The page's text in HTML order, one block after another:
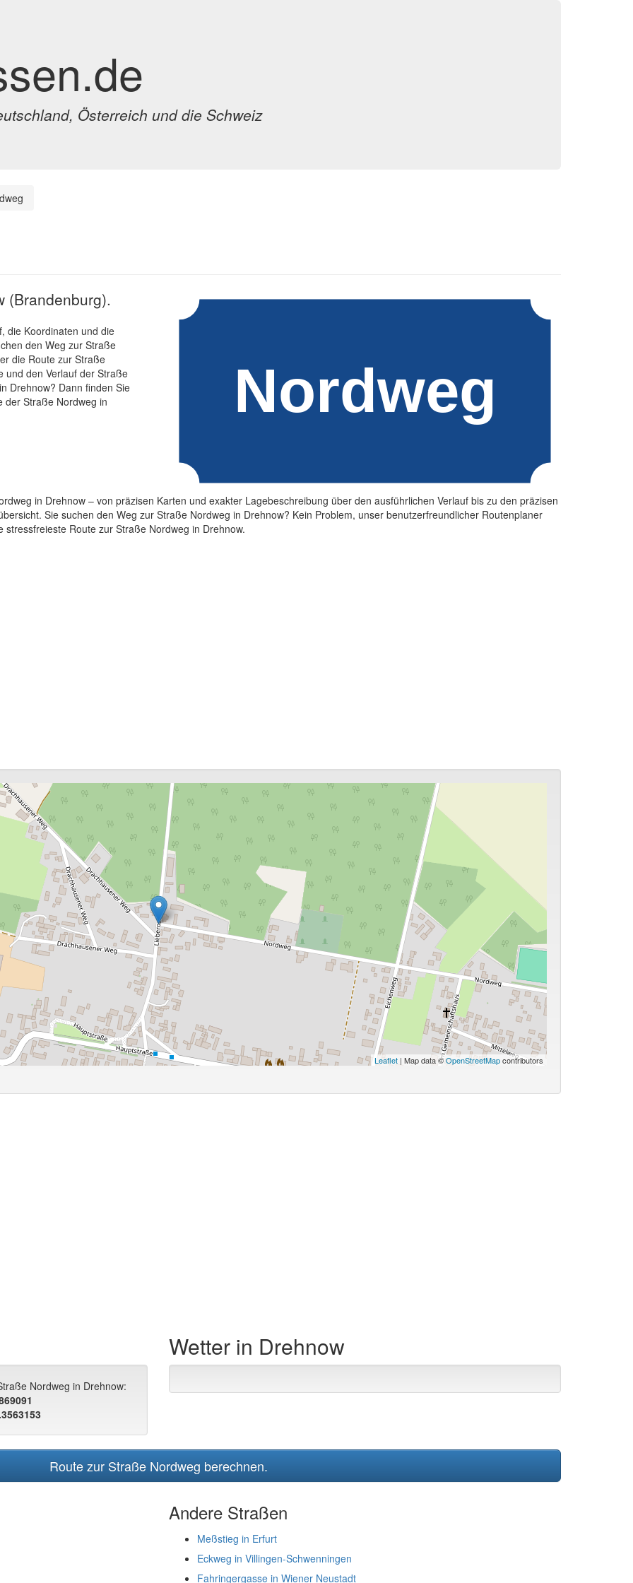
Österreich und die Schweiz
(Brandenburg).
die Koordinaten und die
den Weg zur Straße
die Route zur Straße
und den Verlauf der Straße
Drehnow? Dann finden Sie
der Straße Nordweg in
in Drehnow – von präzisen Karten und exakter Lagebeschreibung über den ausführlichen Verlauf bis zu den präzisen
Sie suchen den Weg zur Straße Nordweg in Drehnow? Kein Problem, unser benutzerfreundlicher Routenplaner
Route zur Straße Nordweg in Drehnow.
Leaflet | Map data ©OpenStreetMapcontributors
Nordweg in Drehnow:
Wetter in Drehnow
Route zur Straße Nordweg berechnen.
Andere Straßen
Meßstieg in Erfurt
Eckweg in Villingen-Schwenningen
Fahringergasse in Wiener Neustadt